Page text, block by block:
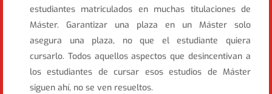
estudiantes matriculados en muchas titulaciones de
Máster. Garantizar una plaza en un Máster solo
asegura una plaza, no que el estudiante quiera
cursarlo. Todos aquellos aspectos que desincentivan a
los estudiantes de cursar esos estudios de Máster
siguen ahí, no se ven resueltos.